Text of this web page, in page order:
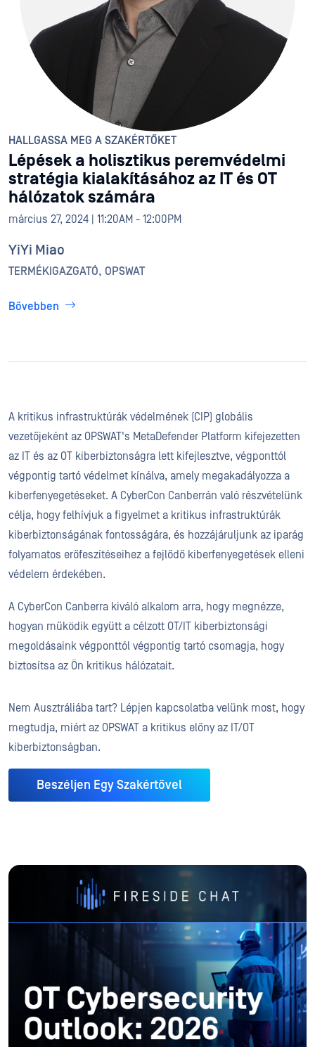
HALLGASSA MEG A SZAKÉRTŐKET
Lépések a holisztikus peremvédelmi
stratégia kialakításához az IT és OT
hálózatok számára
március 27, 2024 | 11:20AM - 12:00PM
YiYi Miao
TERMÉKIGAZGATÓ, OPSWAT
Bővebben
A kritikus infrastruktúrák védelmének (CIP) globális
vezetőjeként az OPSWAT's MetaDefender Platform kifejezetten
az IT és az OT kiberbiztonságra lett kifejlesztve, végponttól
végpontig tartó védelmet kínálva, amely megakadályozza a
kiberfenyegetéseket. A CyberCon Canberrán való részvételünk
célja, hogy felhívjuk a figyelmet a kritikus infrastruktúrák
kiberbiztonságának fontosságára, és hozzájáruljunk az iparág
folyamatos erőfeszítéseihez a fejlődő kiberfenyegetések elleni
védelem érdekében.
A CyberCon Canberra kiváló alkalom arra, hogy megnézze,
hogyan működik együtt a célzott OT/IT kiberbiztonsági
megoldásaink végponttól végpontig tartó csomagja, hogy
biztosítsa az Ön kritikus hálózatait.
Nem Ausztráliába tart? Lépjen kapcsolatba velünk most, hogy
megtudja, miért az OPSWAT a kritikus előny az IT/OT
kiberbiztonságban.
Beszéljen Egy Szakértővel